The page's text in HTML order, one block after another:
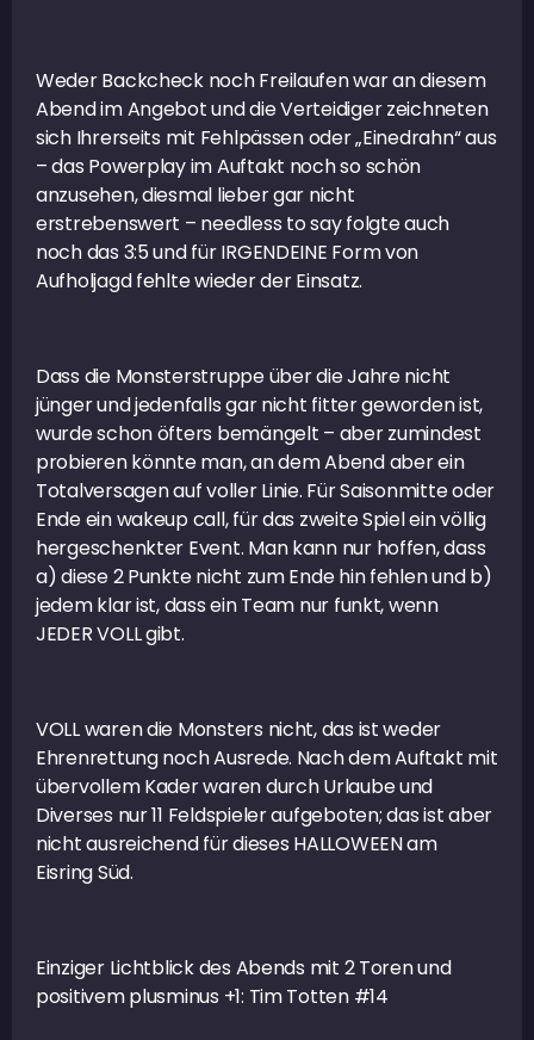
Weder Backcheck noch Freilaufen war an diesem
Abend im Angebot und die Verteidiger zeichneten
sich Ihrerseits mit Fehlpässen oder „Einedrahn“ aus
– das Powerplay im Auftakt noch so schön
anzusehen, diesmal lieber gar nicht
erstrebenswert – needless to say folgte auch
noch das 3:5 und für IRGENDEINE Form von
Aufholjagd fehlte wieder der Einsatz.
Dass die Monsterstruppe über die Jahre nicht
jünger und jedenfalls gar nicht fitter geworden ist,
wurde schon öfters bemängelt – aber zumindest
probieren könnte man, an dem Abend aber ein
Totalversagen auf voller Linie. Für Saisonmitte oder
Ende ein wakeup call, für das zweite Spiel ein völlig
hergeschenkter Event. Man kann nur hoffen, dass
a) diese 2 Punkte nicht zum Ende hin fehlen und b)
jedem klar ist, dass ein Team nur funkt, wenn
JEDER VOLL gibt.
VOLL waren die Monsters nicht, das ist weder
Ehrenrettung noch Ausrede. Nach dem Auftakt mit
übervollem Kader waren durch Urlaube und
Diverses nur 11 Feldspieler aufgeboten; das ist aber
nicht ausreichend für dieses HALLOWEEN am
Eisring Süd.
Einziger Lichtblick des Abends mit 2 Toren und
positivem plusminus +1: Tim Totten #14